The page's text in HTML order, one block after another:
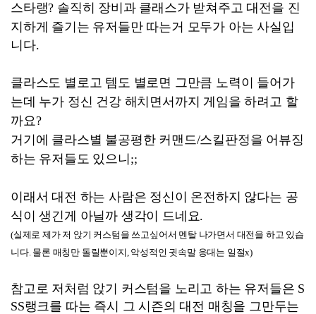
스타랭? 솔직히 장비과 클래스가 받쳐주고 대전을 진
지하게 즐기는 유저들만 따는거 모두가 아는 사실입
니다.
클라스도 별로고 템도 별로면 그만큼 노력이 들어가
는데 누가 정신 건강 해치면서까지 게임을 하려고 할
까요?
거기에 클라스별 불공평한 커맨드/스킬판정을 어뷰징
하는 유저들도 있으니;;
이래서 대전 하는 사람은 정신이 온전하지 않다는 공
식이 생긴게 아닐까 생각이 드네요.
(실제로 제가 저 앉기 커스텀을 쓰고싶어서 멘탈 나가면서 대전을 하고 있습
니다. 물론 매칭만 돌릴뿐이지, 악성적인 귓속말 응대는 일절x)
참고로 저처럼 앉기 커스텀을 노리고 하는 유저들은 S
SS랭크를 따는 즉시 그 시즌의 대전 매칭을 그만두는